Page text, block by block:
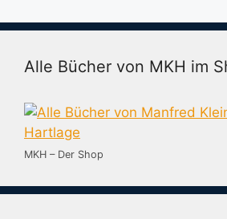
Alle Bücher von MKH im
MKH – Der Shop